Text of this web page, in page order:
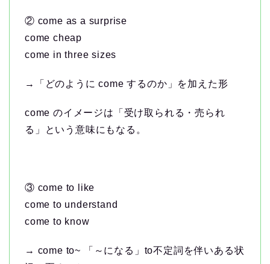
② come as a surprise
come cheap
come in three sizes
→「どのように come するのか」を加えた形
come のイメージは「受け取られる・売られ
る」という意味にもなる。
③ come to like
come to understand
come to know
→ come to~ 「～になる」to不定詞を伴いある状